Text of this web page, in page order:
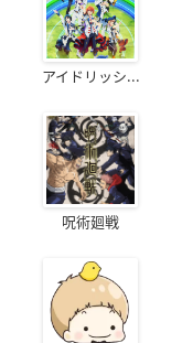
アイドリッシ...
呪術廻戦